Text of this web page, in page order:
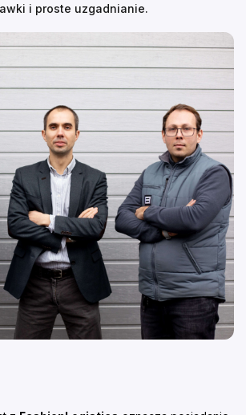
i proste uzgadnianie.